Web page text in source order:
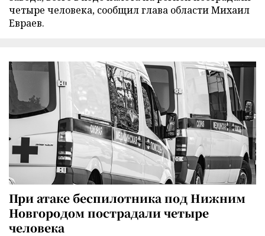
четыре человека, сообщил глава области Михаил
Евраев.
При атаке беспилотника под Нижним
Новгородом пострадали четыре
человека